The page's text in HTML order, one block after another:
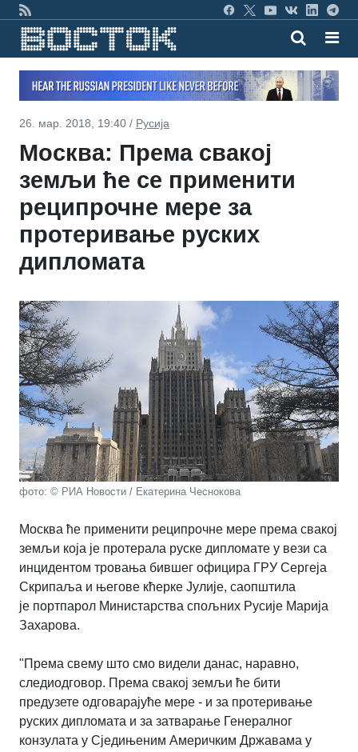
26. мар. 2018, 19:40 / Русија
Москва: Према свакој
земљи ће се применити
реципрочне мере за
протеривање руских
дипломата
фото: © РИА Новости / Екатерина Чеснокова
Москва ће применити реципрочне мере према свакој
земљи која је протерала руске дипломате у вези са
инцидентом тровања бившег официра ГРУ Сергеја
Скрипаља и његове кћерке Јулије, саопштила
је портпарол Министарства спољних Русије Марија
Захарова.
"Према свему што смо видели данас, наравно,
следиодговор. Према свакој земљи ће бити
предузете одговарајуће мере - и за протеривање
руских дипломата и за затварање Генералног
конзулата у Сједињеним Америчким Државама у